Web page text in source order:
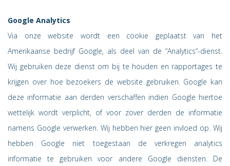
Google Analytics
Via onze website wordt een cookie geplaatst van het
Amerikaanse bedrijf Google, als deel van de “Analytics”-dienst.
Wij gebruiken deze dienst om bij te houden en rapportages te
krijgen over hoe bezoekers de website gebruiken. Google kan
deze informatie aan derden verschaffen indien Google hiertoe
wettelijk wordt verplicht, of voor zover derden de informatie
namens Google verwerken. Wij hebben hier geen invloed op. Wij
hebben Google niet toegestaan de verkregen analytics
informatie te gebruiken voor andere Google diensten. De